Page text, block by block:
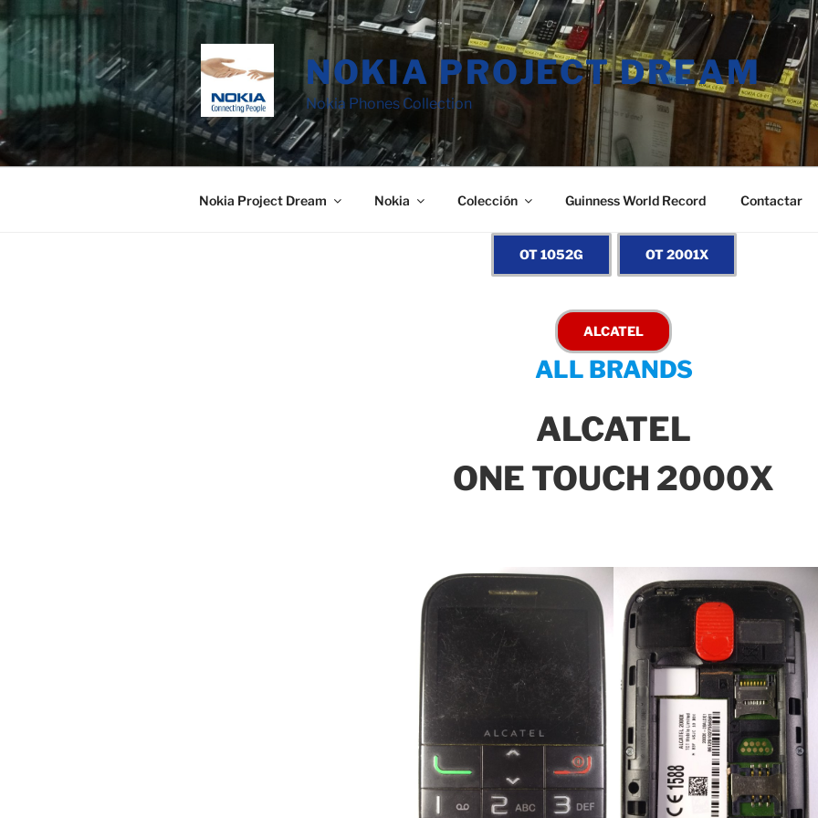
Saltar
al
contenido
NOKIA PROJECT DREAM
Nokia Phones Collection
Nokia Project Dream Nokia Colección Guinness World Record Contactar
ALL BRANDS
ALCATEL
ONE TOUCH 2000X